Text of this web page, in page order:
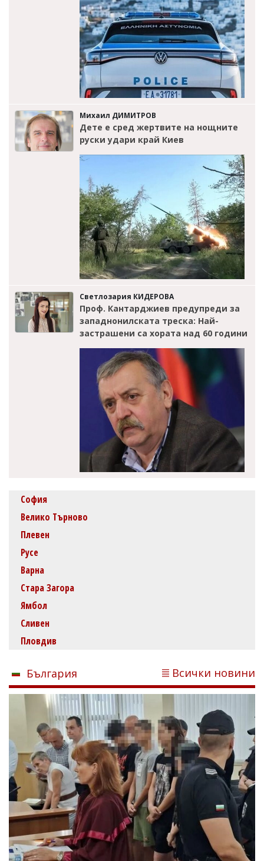
Михаил ДИМИТРОВ
Дете е сред жертвите на нощните
руски удари край Киев
Светлозария КИДЕРОВА
Проф. Кантарджиев предупреди за
западнонилската треска: Най-
застрашени са хората над 60 години
София
Велико Търново
Плевен
Русе
Варна
Стара Загора
Ямбол
Сливен
Пловдив
България Всички новини